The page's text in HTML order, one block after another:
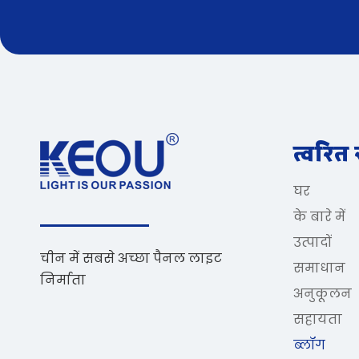
चीन में सबसे अच्छा पैनल लाइट
निर्माता
घर
के बारे में
उत्पादों
समाधान
अनुकूलन
सहायता
ब्लॉग